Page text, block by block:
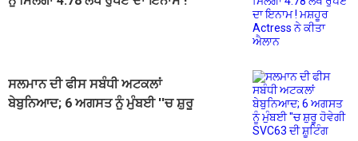
ਸਲਮਾਨ ਦੀ ਫੀਸ ਸਬੰਧੀ ਅਟਕਲਾਂ
ਬੇਬੁਨਿਆਦ; 6 ਅਗਸਤ ਨੂੰ ਮੁੰਬਈ ''ਚ ਸ਼ੁਰੂ